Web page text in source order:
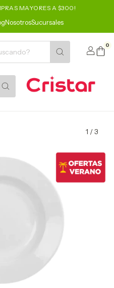
MAYORES A $300!
NosotrosSucursales
0
1 /3